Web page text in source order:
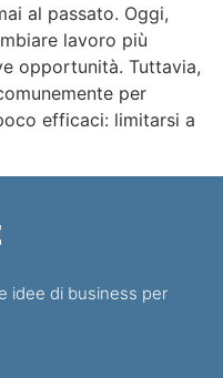
al passato. Oggi,
lavoro più
opportunità. Tuttavia,
per
efficaci: limitarsi a
idee di business per